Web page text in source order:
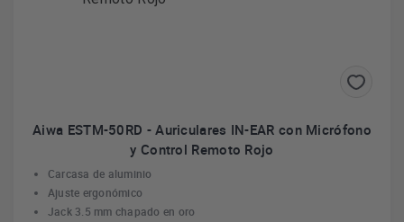
Aiwa ESTM-50RD - Auriculares IN-EAR con Micrófono
y Control Remoto Rojo
Carcasa de aluminio
Ajuste ergonómico
Jack 3.5 mm chapado en oro